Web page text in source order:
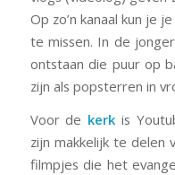
Op zo’n kanaal kun je
te missen. In de
ontstaan die puur op
zijn als popsterren in
Voor de kerk is
zijn makkelijk te delen
filmpjes die het